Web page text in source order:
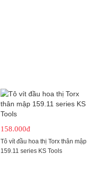
158.000đ
Tô vít đầu hoa thị Torx thân mập
159.11 series KS Tools